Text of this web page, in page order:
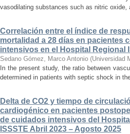
vasodilating substances such as nitric
Correlación entre el índice de
mortalidad a 28 días en pacientes
intensivos en el Hospital Regional
Sedano Gómez, Marco Antonio (Universidad
In the present study, the ratio between
determined in patients with septic shock in
Delta de CO2 y tiempo de
cardiogénico en pacientes
de cuidados intensivos del
ISSSTE Abril 2023 – Agosto 2025